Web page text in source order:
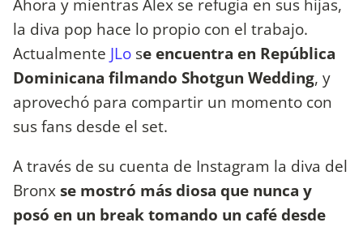
Ahora y mientras Alex se refugia en sus hijas,
la diva pop hace lo propio con el trabajo.
Actualmente JLo se encuentra en República
Dominicana filmando Shotgun Wedding, y
aprovechó para compartir un momento con
sus fans desde el set.
A través de su cuenta de Instagram la diva del
Bronxse mostró más diosa que nunca y
posó en un break tomando un café desde